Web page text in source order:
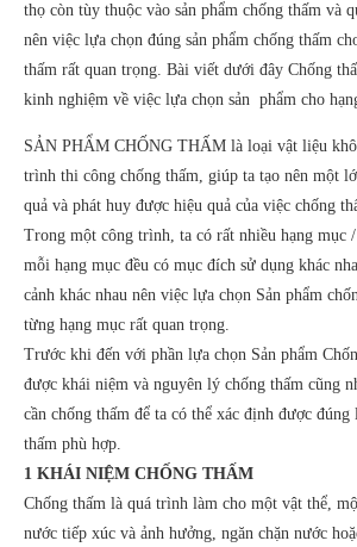
thọ còn tùy thuộc vào sản phẩm chống thấm và
nên việc lựa chọn đúng sản phẩm chống thấm
thấm rất quan trọng. Bài viết dưới đây Chống
kinh nghiệm về việc lựa chọn sản phẩm cho
SẢN PHẨM CHỐNG THẤM là loại vật liệu
trình thi công chống thấm, giúp ta tạo nên một
quả và phát huy được hiệu quả của việc chống
Trong một công trình, ta có rất nhiều hạng mục
mỗi hạng mục đều có mục đích sử dụng khác
cảnh khác nhau nên việc lựa chọn Sản phẩm
từng hạng mục rất quan trọng.
Trước khi đến với phần lựa chọn Sản phẩm
được khái niệm và nguyên lý chống thấm cũng
cần chống thấm để ta có thể xác định được
thấm phù hợp.
1 KHÁI NIỆM CHỐNG THẤM
Chống thấm là quá trình làm cho một vật thể,
nước tiếp xúc và ảnh hưởng, ngăn chặn nước